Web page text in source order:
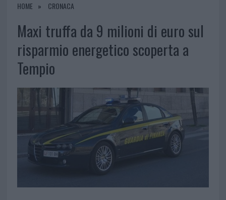
HOME CRONACA
Maxi truffa da 9 milioni di euro sul
risparmio energetico scoperta a
Tempio